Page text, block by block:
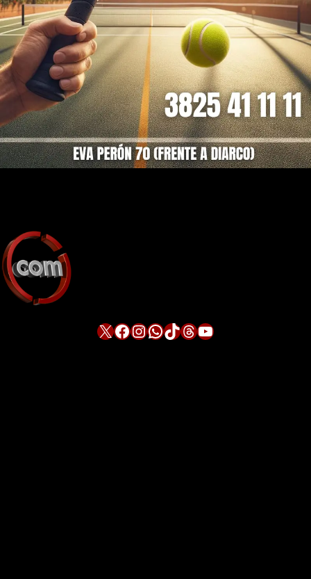
X Facebook InstagramWhatsApp TikTok Threads YouTube